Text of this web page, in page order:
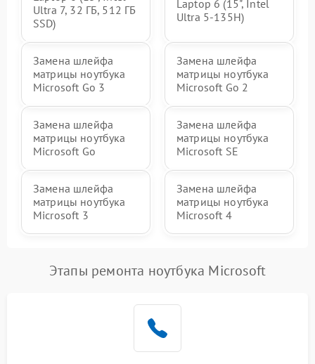
Ultra 7, 32 ГБ, 512 ГБ
SSD)
Laptop 6 (15", Intel
Ultra 5-135H)
Замена шлейфа
матрицы ноутбука
Microsoft Go 3
Замена шлейфа
матрицы ноутбука
Microsoft Go 2
Замена шлейфа
матрицы ноутбука
Microsoft Go
Замена шлейфа
матрицы ноутбука
Microsoft SE
Замена шлейфа
матрицы ноутбука
Microsoft 3
Замена шлейфа
матрицы ноутбука
Microsoft 4
Этапы ремонта ноутбука Microsoft